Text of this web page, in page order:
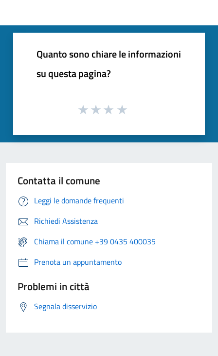
Quanto sono chiare le informazioni
su questa pagina?
Contatta il comune
Leggi le domande frequenti
Richiedi Assistenza
Chiama il comune +39 0435 400035
Prenota un appuntamento
Problemi in città
Segnala disservizio